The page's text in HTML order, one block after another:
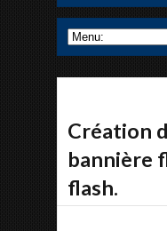
Création
bannière
flash.